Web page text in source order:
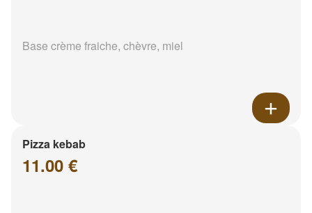
Base crème fraiche, chèvre, miel
Pizza kebab
11.00 €